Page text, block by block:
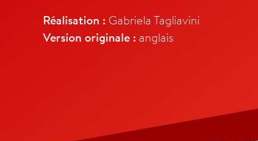
Réalisation : Gabriela Tagliavini
Version originale : anglais